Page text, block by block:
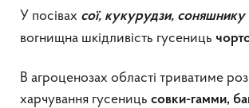
У посівах сої, кукурудзи, соняшнику
вогнищна шкідливість гусениць
В агроценозах області триватиме
харчування гусениць совки-гамми,